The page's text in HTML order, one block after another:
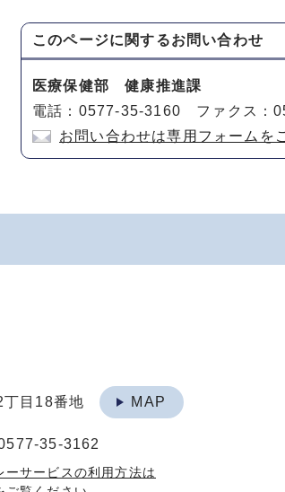
このページに関するお問い合わせ
医療保健部 健康推進課
電話：0577-35-3160 ファクス：
お問い合わせは専用フォームを
丁目18番地 MAP
35-3162
ーサービスの利用方法は